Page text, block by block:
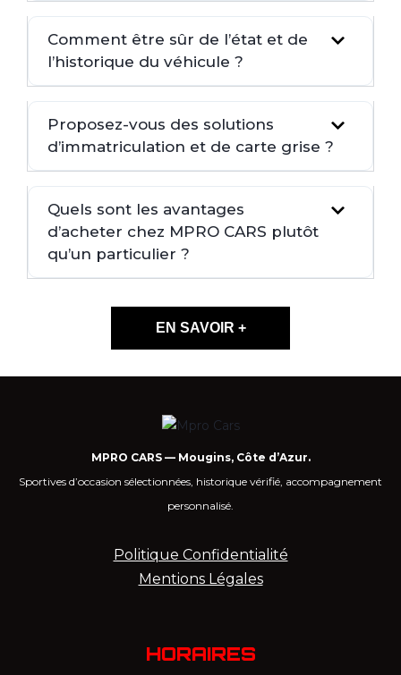
Comment être sûr de l’état et de
l’historique du véhicule ?
Proposez-vous des solutions
d’immatriculation et de carte grise ?
Quels sont les avantages
d’acheter chez MPRO CARS plutôt
qu’un particulier ?
EN SAVOIR +
MPRO CARS — Mougins, Côte d’Azur.
Sportives d’occasion sélectionnées, historique vérifié, accompagnement
personnalisé.
Politique Confidentialité
Mentions Légales
HORAIRES